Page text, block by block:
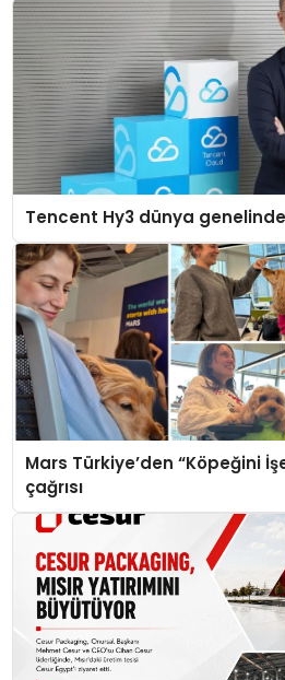
Tencent Hy3 dünya
Mars Türkiye’den “Köpeğini
çağrısı